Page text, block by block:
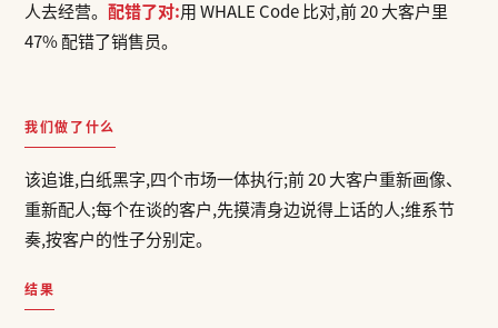
人去经营。 配错了对:用 WHALE Code 比对,前 20 大客户里
47% 配错了销售员。
我们做了什么
该追谁,白纸黑字,四个市场一体执行;前 20 大客户重新画像、
重新配人;每个在谈的客户,先摸清身边说得上话的人;维系节
奏,按客户的性子分别定。
结果